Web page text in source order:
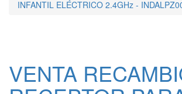
INFANTIL ELÉCTRICO 2.4GHz -
VENTA